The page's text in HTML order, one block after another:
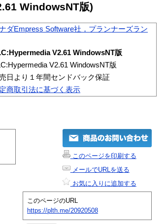
WindowsNT版)
ダEmpress Software社，プランナーズラン
V2.61 WindowsNT版
V2.61 WindowsNT版
日より１年間センドバック保証
商取引法に基づく表示
このページを印刷する
メールでURLを送る
お気に入りに追加する
このページのURL
https://plth.me/20920508